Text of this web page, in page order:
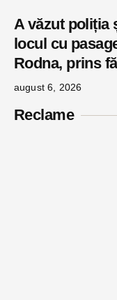
A văzut poliția
locul cu
Rodna, prins
august 6, 2026
Reclame